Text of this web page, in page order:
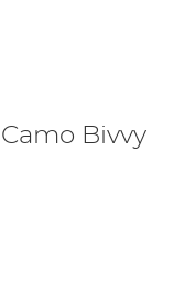
Bivvy